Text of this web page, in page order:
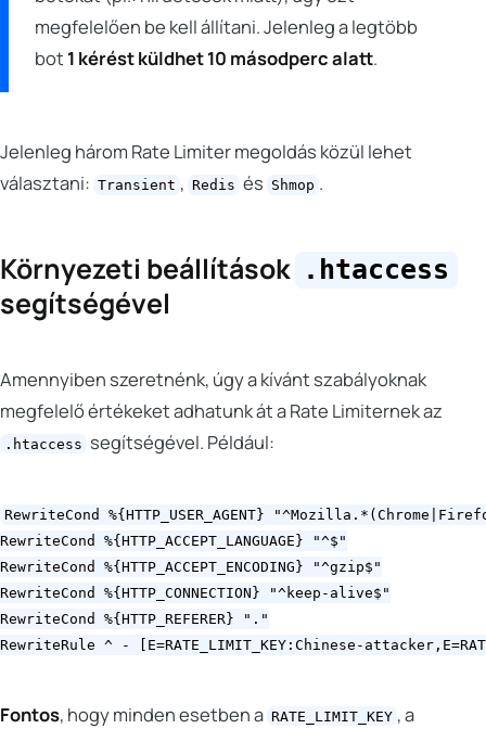
megfelelően be kell állítani. Jelenleg a legtöbb
bot 1 kérést küldhet 10 másodperc alatt.
Jelenleg három Rate Limiter megoldás közül lehet
választani: Transient , Redis és Shmop .
Környezeti beállítások .htaccess
segítségével
Amennyiben szeretnénk, úgy a kívánt szabályoknak
megfelelő értékeket adhatunk át a Rate Limiternek az
.htaccess segítségével. Például:
RewriteCond %{HTTP_USER_AGENT}
RewriteCond %{HTTP_ACCEPT_LANGUAGE} "^$"
RewriteCond %{HTTP_ACCEPT_ENCODING} "^gzip$"
RewriteCond %{HTTP_CONNECTION} "^keep-alive$"
RewriteCond %{HTTP_REFERER} "."
Fontos, hogy minden esetben a RATE_LIMIT_KEY , a